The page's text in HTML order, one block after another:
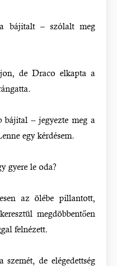
bájitalt – szólalt meg
de Draco elkapta a
– jegyezte meg a
egy kérdésem.
gyere le oda?
az ölébe pillantott,
megdöbbentően
felnézett.
de elégedettség